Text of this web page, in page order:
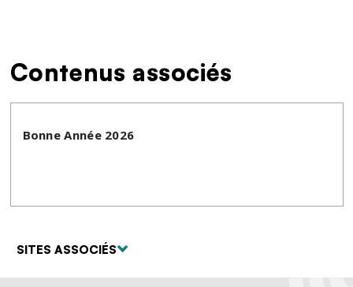
Contenus associés
Bonne Année 2026
SITES ASSOCIÉS